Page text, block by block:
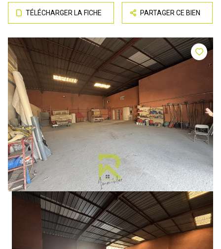
TÉLÉCHARGER LA FICHE PARTAGER CE BIEN